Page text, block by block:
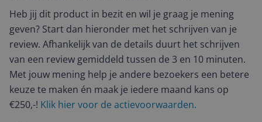
Heb jij dit product in bezit en wil je graag je mening
geven? Start dan hieronder met het schrijven van je
review. Afhankelijk van de details duurt het schrijven
van een review gemiddeld tussen de 3 en 10 minuten.
Met jouw mening help je andere bezoekers een betere
keuze te maken én maak je iedere maand kans op
€250,-! Klik hier voor de actievoorwaarden.